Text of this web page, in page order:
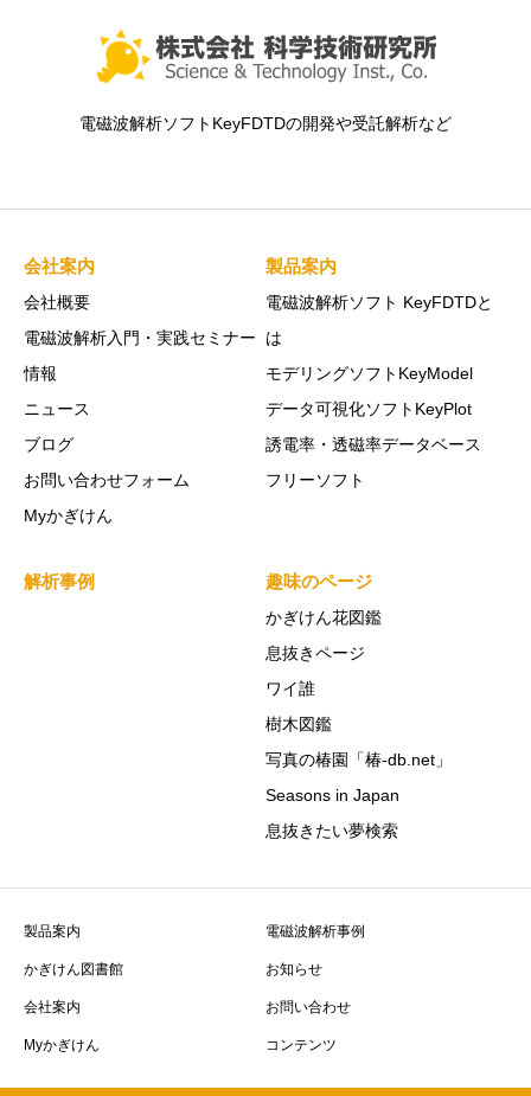
電磁波解析ソフトKeyFDTDの開発や受託解析など
会社案内
会社概要
電磁波解析入門・実践セミナー
情報
ニュース
ブログ
お問い合わせフォーム
Myかぎけん
製品案内
電磁波解析ソフト KeyFDTDと
は
モデリングソフトKeyModel
データ可視化ソフトKeyPlot
誘電率・透磁率データベース
フリーソフト
解析事例 趣味のページ
かぎけん花図鑑
息抜きページ
ワイ誰
樹木図鑑
写真の椿園「椿-db.net」
Seasons in Japan
息抜きたい夢検索
製品案内 電磁波解析事例
かぎけん図書館 お知らせ
会社案内 お問い合わせ
Myかぎけん コンテンツ